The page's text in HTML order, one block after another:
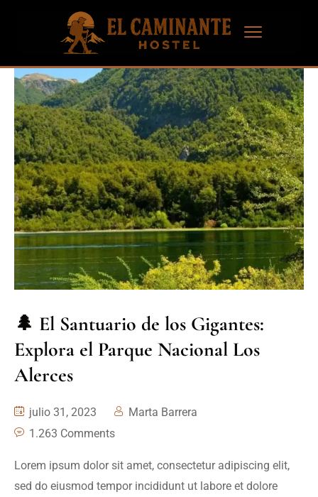
🌲 El Santuario de los Gigantes:
Explora el Parque Nacional Los
Alerces
julio 31, 2023
Marta Barrera
1.263 Comments
Lorem ipsum dolor sit amet, consectetur adipiscing elit,
sed do eiusmod tempor incididunt ut labore et dolore